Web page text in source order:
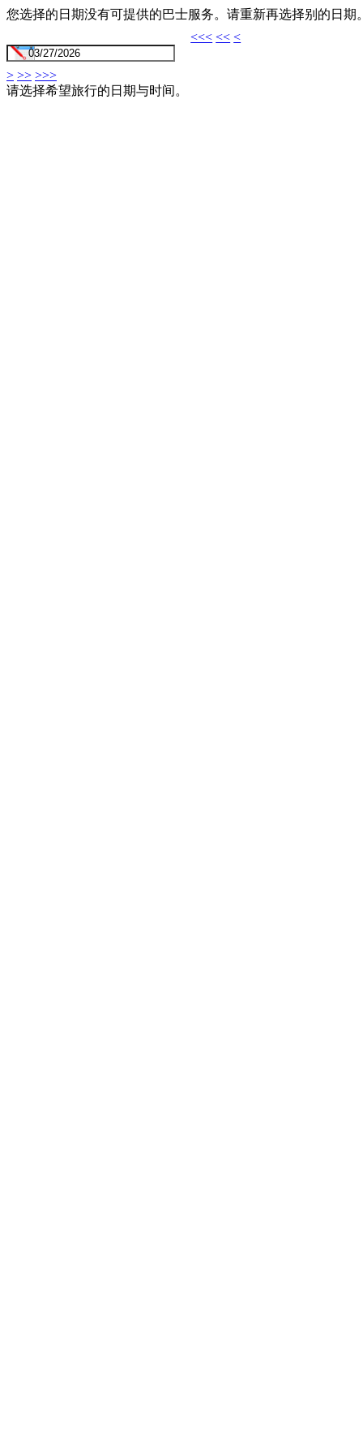
您选择的日期没有可提供的巴士服务。请重新再选择别的日期
<<< << <
> >> >>>
请选择希望旅行的日期与时间。